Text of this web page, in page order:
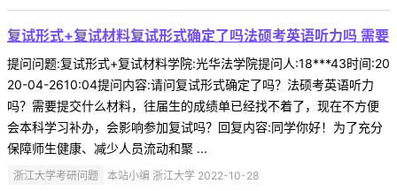
复试形式+复试材料复试形式确定了吗法硕考英语听力吗 需要
提问问题:复试形式+复试材料学院:光华法学院提问人:18***43时间:20
20-04-2610:04提问内容:请问复试形式确定了吗？法硕考英语听力
吗？需要提交什么材料，往届生的成绩单已经找不着了，现在不方便
会本科学习补办，会影响参加复试吗？回复内容:同学你好！为了充分
保障师生健康、减少人员流动和聚 ...
浙江大学考研问题 本站小编 浙江大学 2022-10-28